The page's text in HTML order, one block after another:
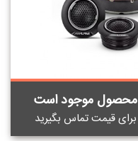
محصول موجود است
برای قيمت تماس بگيريد